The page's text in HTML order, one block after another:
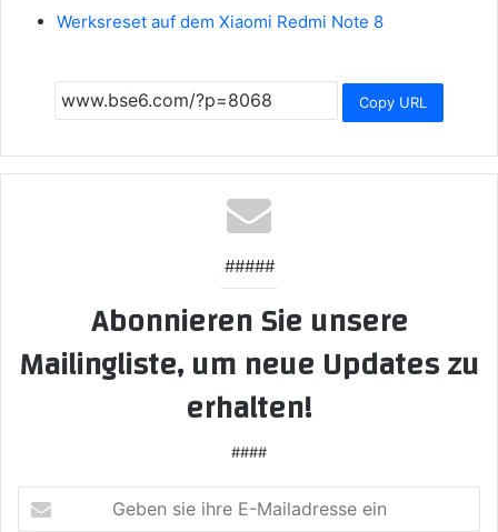
Werksreset auf dem Xiaomi Redmi Note 8
Copy URL
#####
Abonnieren Sie unsere
Mailingliste, um neue Updates zu
erhalten!
####
sie